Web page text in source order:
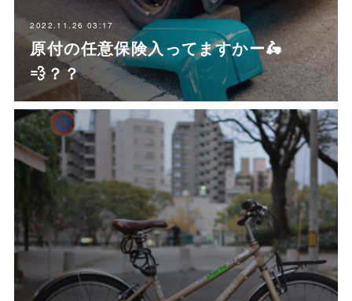
2022.11.26 03:17
原付の任意保険入ってますかー🛵
💨？？